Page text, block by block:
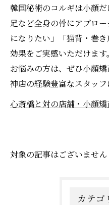
韓国秘術のコルギは小顔
足など全身の骨にアプロ
になりたい」「猫背・巻
効果をご実感いただけま
お悩みの方は、ぜひ小顔
神店の経験豊富なスタッフ
心斎橋と対の店舗・小顔
対象の記事はございません
カテゴ